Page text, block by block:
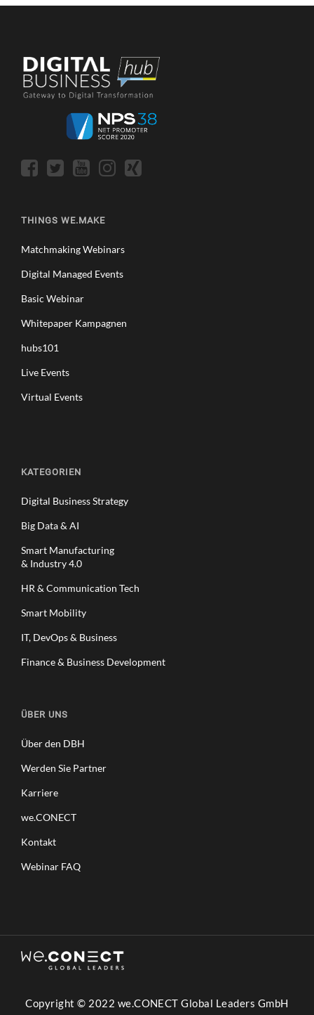
THINGS WE.MAKE
Matchmaking Webinars
Digital Managed Events
Basic Webinar
Whitepaper Kampagnen
hubs101
Live Events
Virtual Events
KATEGORIEN
Digital Business Strategy
Big Data & AI
Smart Manufacturing
& Industry 4.0
HR & Communication Tech
Smart Mobility
IT, DevOps & Business
Finance & Business Development
ÜBER UNS
Über den DBH
Werden Sie Partner
Karriere
we.CONECT
Kontakt
Webinar FAQ
Copyright © 2022 we.CONECT Global Leaders GmbH